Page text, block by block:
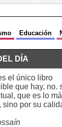
Educación
DÍA
el único libro
que hay, no.
que es lo
sino por su